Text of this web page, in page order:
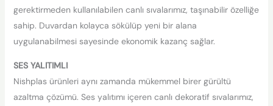
gerektirmeden kullanılabilen canlı sıvalarımız, taşınabilir özelliğe
sahip. Duvardan kolayca sökülüp yeni bir alana
uygulanabilmesi sayesinde ekonomik kazanç sağlar.
SES YALITIMLI
Nishplas ürünleri aynı zamanda mükemmel birer gürültü
azaltma çözümü. Ses yalıtımı içeren canlı dekoratif sıvalarımız,